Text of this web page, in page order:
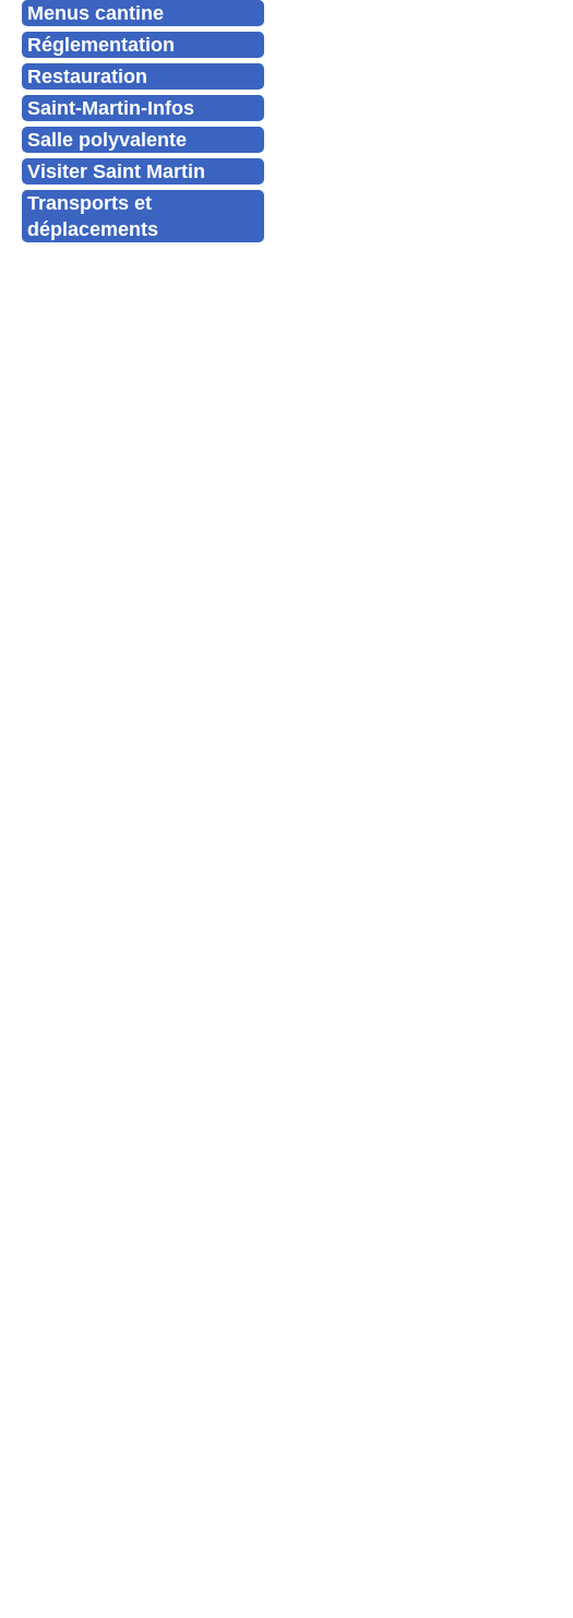
Menus cantine
Réglementation
Restauration
Saint-Martin-Infos
Salle polyvalente
Visiter Saint Martin
Transports et
déplacements